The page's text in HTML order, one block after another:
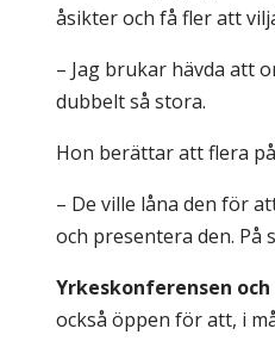
åsikter och få fler att
– Jag brukar hävda att
dubbelt så stora.
Hon berättar att flera
– De ville låna den för
och presentera den. På
Yrkeskonferensen
också öppen för att, i